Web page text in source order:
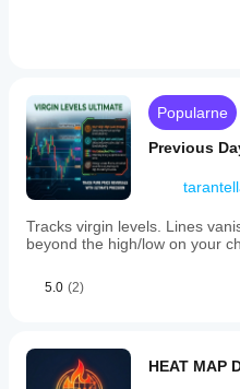
Popularne
Previous
Tracks virgin levels. Lines
beyond the high/low on your
5.0 (2)
HEAT MAP